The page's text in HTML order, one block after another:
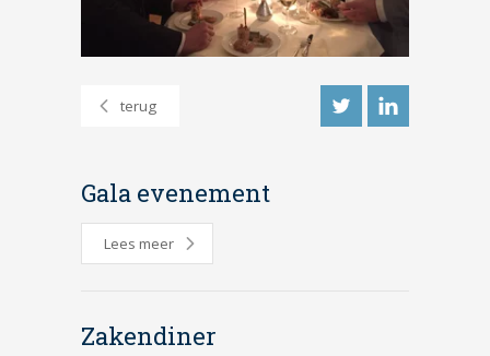
terug
Gala evenement
Lees meer
Zakendiner